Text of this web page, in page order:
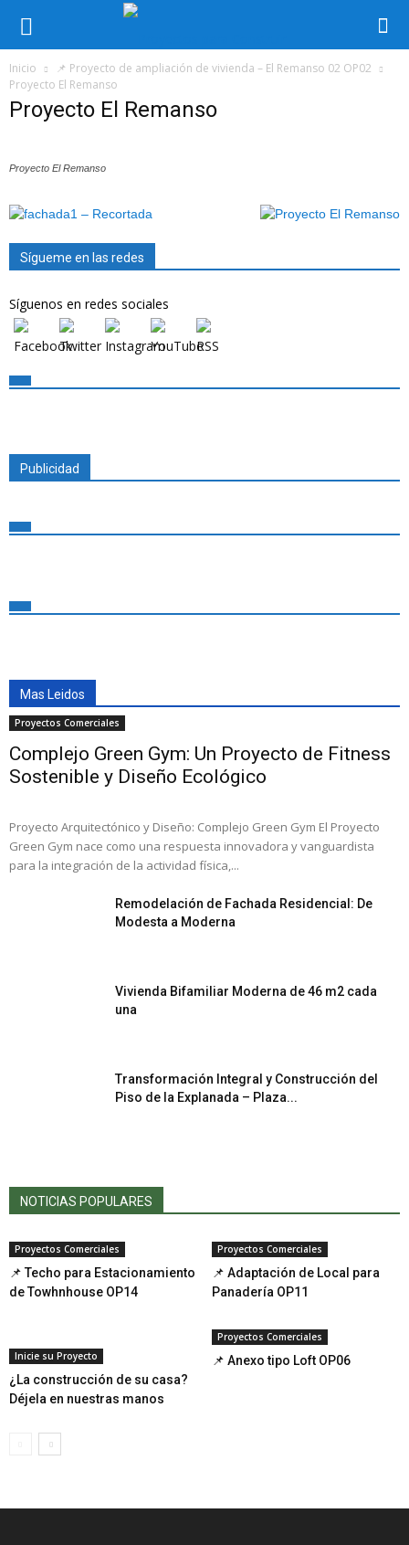
Inicio
📌 Proyecto de ampliación de vivienda – El Remanso 02 OP02
Proyecto El Remanso
Proyecto El Remanso
Proyecto El Remanso
Sígueme en las redes
Síguenos en redes sociales
Publicidad
Mas Leidos
Proyectos Comerciales
Complejo Green Gym: Un Proyecto de Fitness
Sostenible y Diseño Ecológico
Proyecto Arquitectónico y Diseño: Complejo Green Gym El Proyecto
Green Gym nace como una respuesta innovadora y vanguardista
para la integración de la actividad física,...
Remodelación de Fachada Residencial: De
Modesta a Moderna
Vivienda Bifamiliar Moderna de 46 m2 cada
una
Transformación Integral y Construcción del
Piso de la Explanada – Plaza...
NOTICIAS POPULARES
Proyectos Comerciales
📌 Techo para Estacionamiento
de Towhnhouse OP14
Proyectos Comerciales
📌 Adaptación de Local para
Panadería OP11
Inicie su Proyecto
¿La construcción de su casa?
Déjela en nuestras manos
Proyectos Comerciales
📌 Anexo tipo Loft OP06